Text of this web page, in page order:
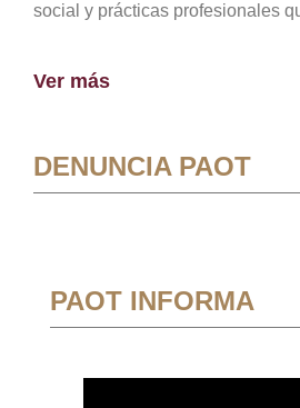
social y prácticas profesionales
Ver más
DENUNCIA PAOT
PAOT INFORMA